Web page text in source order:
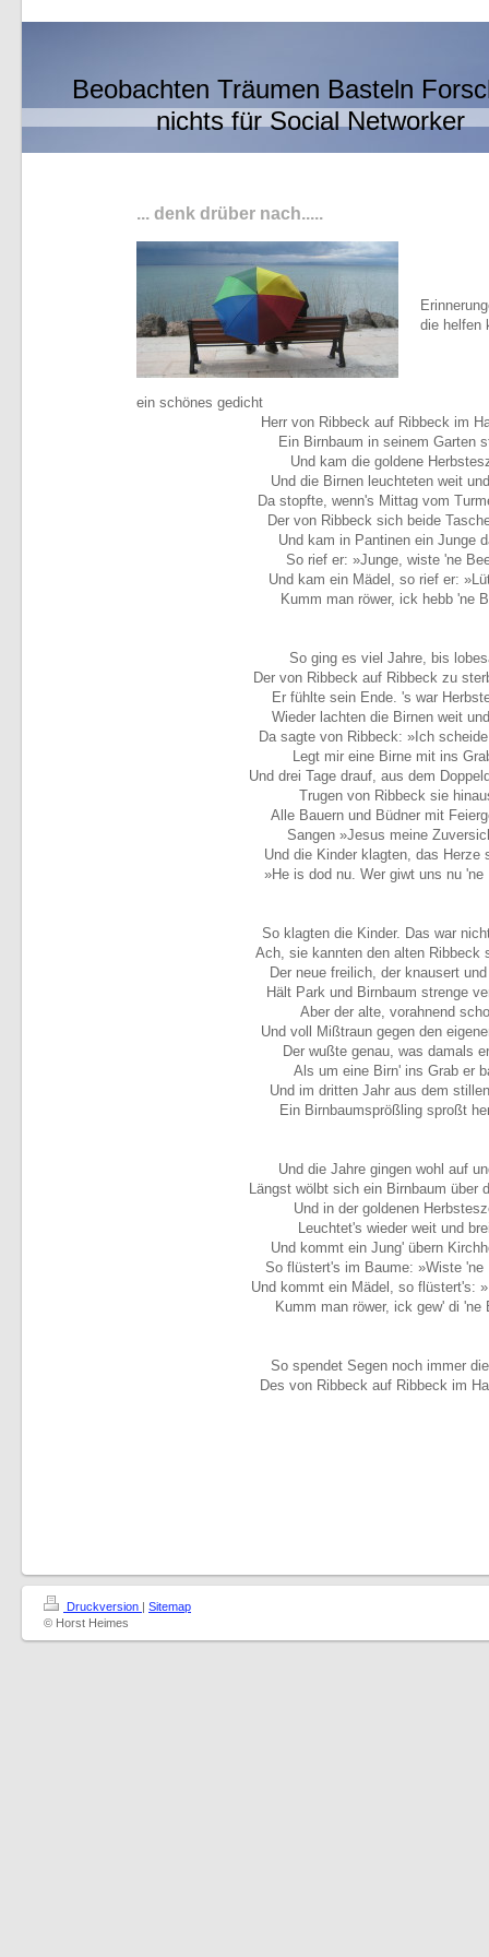
Beobachten Träumen Basteln
nichts für Social Networker
... denk drüber nach.....
die helfen
ein schönes gedicht
Herr von Ribbeck auf Ribbeck im
Ein Birnbaum in seinem Garten
Und kam die goldene
Und die Birnen leuchteten weit
Da stopfte, wenn's Mittag vom
Der von Ribbeck sich beide
Und kam in Pantinen ein Junge
So rief er: »Junge, wiste 'ne
Und kam ein Mädel, so rief er:
Kumm man röwer, ick hebb 'ne
So ging es viel Jahre, bis
Der von Ribbeck auf Ribbeck zu
Er fühlte sein Ende. 's war
Wieder lachten die Birnen weit
Da sagte von Ribbeck: »Ich
Legt mir eine Birne mit ins
Und drei Tage drauf, aus dem
Trugen von Ribbeck sie
Alle Bauern und Büdner mit
Sangen »Jesus meine
Und die Kinder klagten, das Herze
»He is dod nu. Wer giwt uns nu 'ne
So klagten die Kinder. Das war
Ach, sie kannten den alten Ribbeck
Der neue freilich, der knausert
Hält Park und Birnbaum strenge
Aber der alte, vorahnend
Und voll Mißtraun gegen den
Der wußte genau, was damals
Als um eine Birn' ins Grab er
Und im dritten Jahr aus dem
Ein Birnbaumsprößling sproßt
Und die Jahre gingen wohl auf
Längst wölbt sich ein Birnbaum über
Und in der goldenen
Leuchtet's wieder weit und
Und kommt ein Jung' übern
So flüstert's im Baume: »Wiste 'ne
Und kommt ein Mädel, so flüstert's:
Kumm man röwer, ick gew' di 'ne
So spendet Segen noch immer
Des von Ribbeck auf Ribbeck im
Druckversion | Sitemap
© Horst Heimes